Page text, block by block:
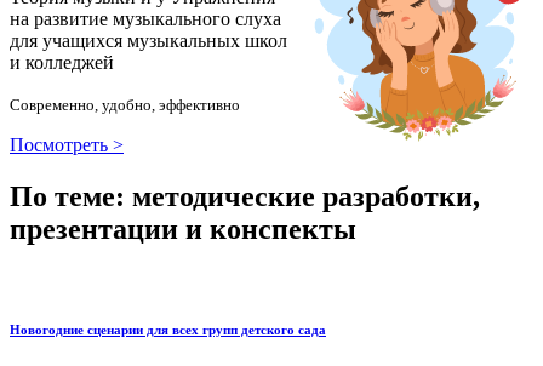
на развитие музыкального слуха
для учащихся музыкальных школ
и колледжей
Современно, удобно, эффективно
Посмотреть >
По теме: методические разработки,
презентации и конспекты
Новогодние сценарии для всех групп детского сада